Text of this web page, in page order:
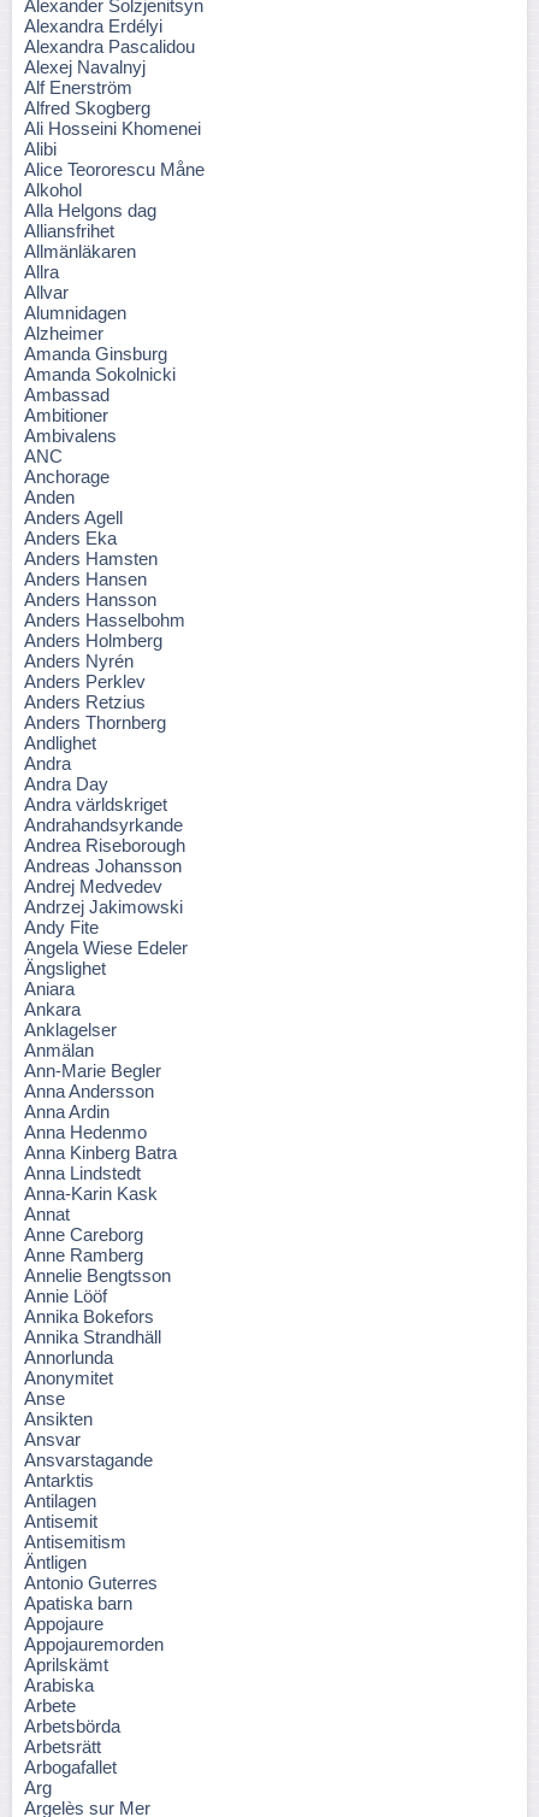
Alexander Solzjenitsyn
Alexandra Erdélyi
Alexandra Pascalidou
Alexej Navalnyj
Alf Enerström
Alfred Skogberg
Ali Hosseini Khomenei
Alibi
Alice Teororescu Måne
Alkohol
Alla Helgons dag
Alliansfrihet
Allmänläkaren
Allra
Allvar
Alumnidagen
Alzheimer
Amanda Ginsburg
Amanda Sokolnicki
Ambassad
Ambitioner
Ambivalens
ANC
Anchorage
Anden
Anders Agell
Anders Eka
Anders Hamsten
Anders Hansen
Anders Hansson
Anders Hasselbohm
Anders Holmberg
Anders Nyrén
Anders Perklev
Anders Retzius
Anders Thornberg
Andlighet
Andra
Andra Day
Andra världskriget
Andrahandsyrkande
Andrea Riseborough
Andreas Johansson
Andrej Medvedev
Andrzej Jakimowski
Andy Fite
Angela Wiese Edeler
Ängslighet
Aniara
Ankara
Anklagelser
Anmälan
Ann-Marie Begler
Anna Andersson
Anna Ardin
Anna Hedenmo
Anna Kinberg Batra
Anna Lindstedt
Anna-Karin Kask
Annat
Anne Careborg
Anne Ramberg
Annelie Bengtsson
Annie Lööf
Annika Bokefors
Annika Strandhäll
Annorlunda
Anonymitet
Anse
Ansikten
Ansvar
Ansvarstagande
Antarktis
Antilagen
Antisemit
Antisemitism
Äntligen
Antonio Guterres
Apatiska barn
Appojaure
Appojauremorden
Aprilskämt
Arabiska
Arbete
Arbetsbörda
Arbetsrätt
Arbogafallet
Arg
Argelès sur Mer